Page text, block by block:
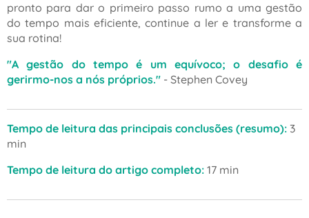
pronto para dar o primeiro passo rumo a uma gestão
do tempo mais eficiente, continue a ler e transforme a
sua rotina!
"A gestão do tempo é um equívoco; o desafio é
gerirmo-nos a nós próprios." - Stephen Covey
Tempo de leitura das principais conclusões (resumo): 3
min
Tempo de leitura do artigo completo: 17 min